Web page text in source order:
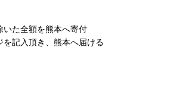
いた全額を熊本へ寄付
記入頂き、熊本へ届ける